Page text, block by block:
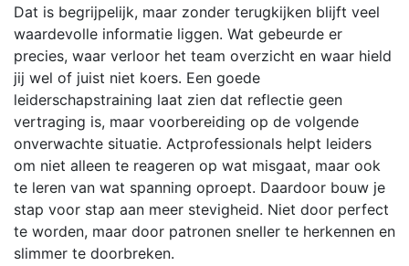
Dat is begrijpelijk, maar zonder terugkijken blijft veel
waardevolle informatie liggen. Wat gebeurde er
precies, waar verloor het team overzicht en waar hield
jij wel of juist niet koers. Een goede
leiderschapstraining laat zien dat reflectie geen
vertraging is, maar voorbereiding op de volgende
onverwachte situatie. Actprofessionals helpt leiders
om niet alleen te reageren op wat misgaat, maar ook
te leren van wat spanning oproept. Daardoor bouw je
stap voor stap aan meer stevigheid. Niet door perfect
te worden, maar door patronen sneller te herkennen en
slimmer te doorbreken.